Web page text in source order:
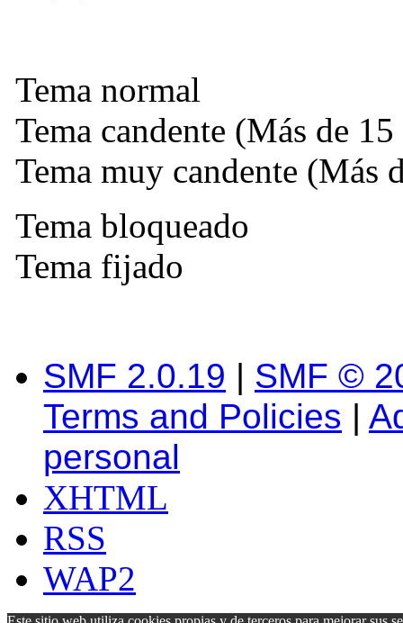
Tema normal
Tema candente (Más de 15
Tema muy candente (Más
Tema bloqueado
Tema fijado
SMF 2.0.19 | SMF ©
Terms and Policies |
personal
XHTML
RSS
WAP2